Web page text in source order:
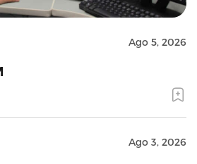
Ago 5, 2026
Ago 3, 2026